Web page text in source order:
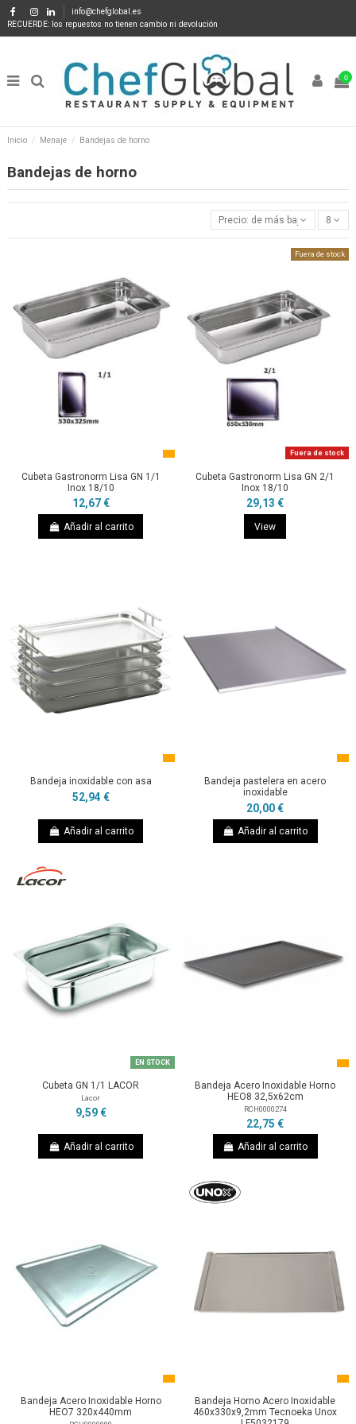
info@chefglobal.es
RECUERDE: los repuestos no tienen cambio ni devolución
0
Inicio Menaje Bandejas de horno
Bandejas de horno
Precio: de más bajo a más alto
8
Cubeta Gastronorm Lisa GN 1/1
Inox 18/10
12,67 €
Añadir al carrito
Fuera de stock
Fuera de stock
Cubeta Gastronorm Lisa GN 2/1
Inox 18/10
29,13 €
View
Bandeja inoxidable con asa
52,94 €
Añadir al carrito
Bandeja pastelera en acero
inoxidable
20,00 €
Añadir al carrito
EN STOCK
Cubeta GN 1/1 LACOR
Lacor
9,59 €
Añadir al carrito
Bandeja Acero Inoxidable Horno
HEO8 32,5x62cm
RCH0000274
22,75 €
Añadir al carrito
Bandeja Acero Inoxidable Horno
HEO7 320x440mm
Bandeja Horno Acero Inoxidable
460x330x9,2mm Tecnoeka Unox